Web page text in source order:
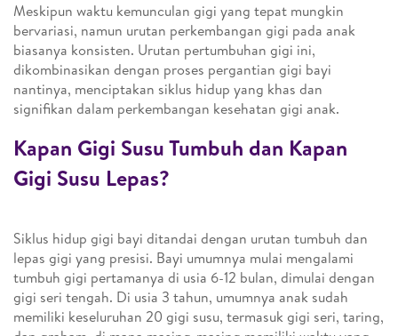
Meskipun waktu kemunculan gigi yang tepat mungkin
bervariasi, namun urutan perkembangan gigi pada anak
biasanya konsisten. Urutan pertumbuhan gigi ini,
dikombinasikan dengan proses pergantian gigi bayi
nantinya, menciptakan siklus hidup yang khas dan
signifikan dalam perkembangan kesehatan gigi anak.
Kapan Gigi Susu Tumbuh dan Kapan
Gigi Susu Lepas?
Siklus hidup gigi bayi ditandai dengan urutan tumbuh dan
lepas gigi yang presisi. Bayi umumnya mulai mengalami
tumbuh gigi pertamanya di usia 6-12 bulan, dimulai dengan
gigi seri tengah. Di usia 3 tahun, umumnya anak sudah
memiliki keseluruhan 20 gigi susu, termasuk gigi seri, taring,